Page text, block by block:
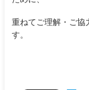
重ねてご理解・ご協
す。